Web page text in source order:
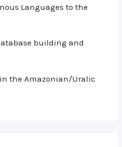
Languages to the
building and
the Amazonian/Uralic